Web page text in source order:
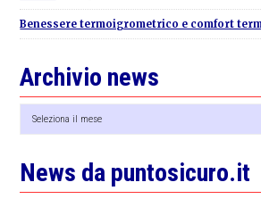
Benessere termoigrometrico e comfort
Archivio news
news
News da puntosicuro.it